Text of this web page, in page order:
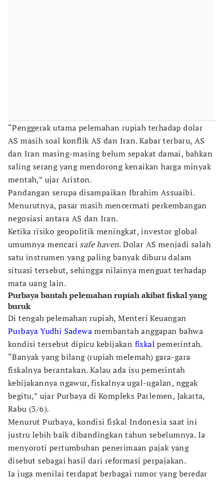
“Penggerak utama pelemahan rupiah terhadap dolar
AS masih soal konflik AS dan Iran. Kabar terbaru, AS
dan Iran masing-masing belum sepakat damai, bahkan
saling serang yang mendorong kenaikan harga minyak
mentah,” ujar Ariston.
Pandangan serupa disampaikan Ibrahim Assuaibi.
Menurutnya, pasar masih mencermati perkembangan
negosiasi antara AS dan Iran.
Ketika risiko geopolitik meningkat, investor global
umumnya mencari safe haven. Dolar AS menjadi salah
satu instrumen yang paling banyak diburu dalam
situasi tersebut, sehingga nilainya menguat terhadap
mata uang lain.
Purbaya bantah pelemahan rupiah akibat fiskal yang
buruk
Di tengah pelemahan rupiah, Menteri Keuangan
Purbaya Yudhi Sadewamembantah anggapan bahwa
kondisi tersebut dipicu kebijakan fiskal pemerintah.
“Banyak yang bilang (rupiah melemah) gara-gara
fiskalnya berantakan. Kalau ada isu pemerintah
kebijakannya ngawur, fiskalnya ugal-ugalan, nggak
begitu,” ujar Purbaya di Kompleks Parlemen, Jakarta,
Rabu (3/6).
Menurut Purbaya, kondisi fiskal Indonesia saat ini
justru lebih baik dibandingkan tahun sebelumnya. Ia
menyoroti pertumbuhan penerimaan pajak yang
disebut sebagai hasil dari reformasi perpajakan.
Ia juga menilai terdapat berbagai rumor yang beredar